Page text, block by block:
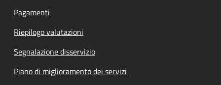
Pagamenti
Riepilogo valutazioni
Segnalazione disservizio
Piano di miglioramento dei servizi